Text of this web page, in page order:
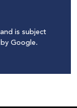
is subject
by Google.